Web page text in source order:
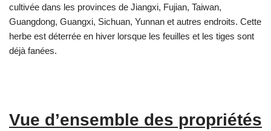
cultivée dans les provinces de Jiangxi, Fujian, Taiwan,
Guangdong, Guangxi, Sichuan, Yunnan et autres endroits. Cette
herbe est déterrée en hiver lorsque les feuilles et les tiges sont
déjà fanées.
Vue d’ensemble des propriétés